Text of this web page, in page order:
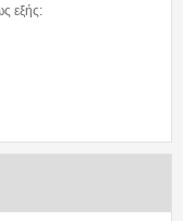
εξής: